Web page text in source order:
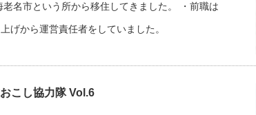
名市という所から移住してきました。 ・前職は
げから運営責任者をしていました。
こし協力隊 Vol.6